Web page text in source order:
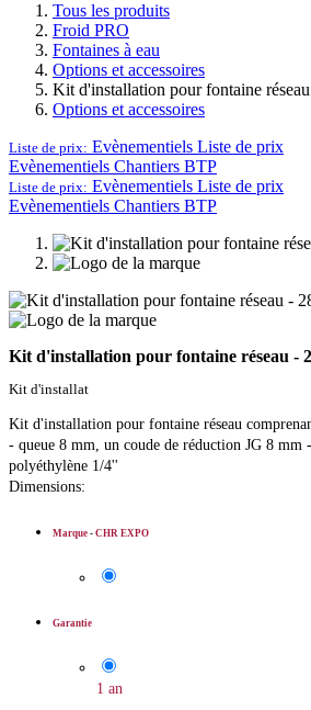
Tous les produits
Froid PRO
Fontaines à eau
Options et accessoires
Kit d'installation pour fontaine
Options et accessoires
Liste de prix: Evènementiels Liste de prix
Evènementiels Chantiers BTP
Liste de prix: Evènementiels Liste de prix
Evènementiels Chantiers BTP
Kit d'installation pour fontaine réseau -
Kit d'installat
Kit d'installation pour fontaine réseau
- queue 8 mm, un coude de réduction JG 8 mm
polyéthylène 1/4''
Dimensions:
Marque - CHR EXPO
Garantie
1 an